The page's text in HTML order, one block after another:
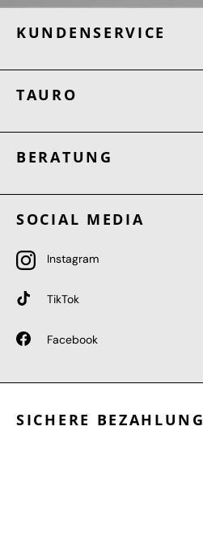
KUNDENSERVICE
TAURO
BERATUNG
SOCIAL MEDIA
Instagram
TikTok
Facebook
SICHERE BEZAHLUNG